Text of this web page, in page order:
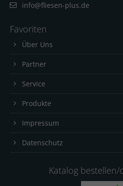
info@fliesen-plus.de
Favoriten
Über Uns
Partner
Service
Produkte
Impressum
Datenschutz
Katalog